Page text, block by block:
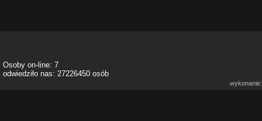
Osoby on-line: 7
odwiedziło nas: 27226450 osób